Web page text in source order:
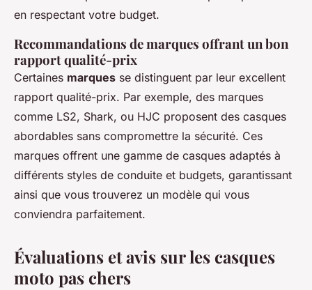
en respectant votre budget.
Recommandations de marques offrant un bon
rapport qualité-prix
Certaines marques se distinguent par leur excellent
rapport qualité-prix. Par exemple, des marques
comme LS2, Shark, ou HJC proposent des casques
abordables sans compromettre la sécurité. Ces
marques offrent une gamme de casques adaptés à
différents styles de conduite et budgets, garantissant
ainsi que vous trouverez un modèle qui vous
conviendra parfaitement.
Évaluations et avis sur les casques
moto pas chers